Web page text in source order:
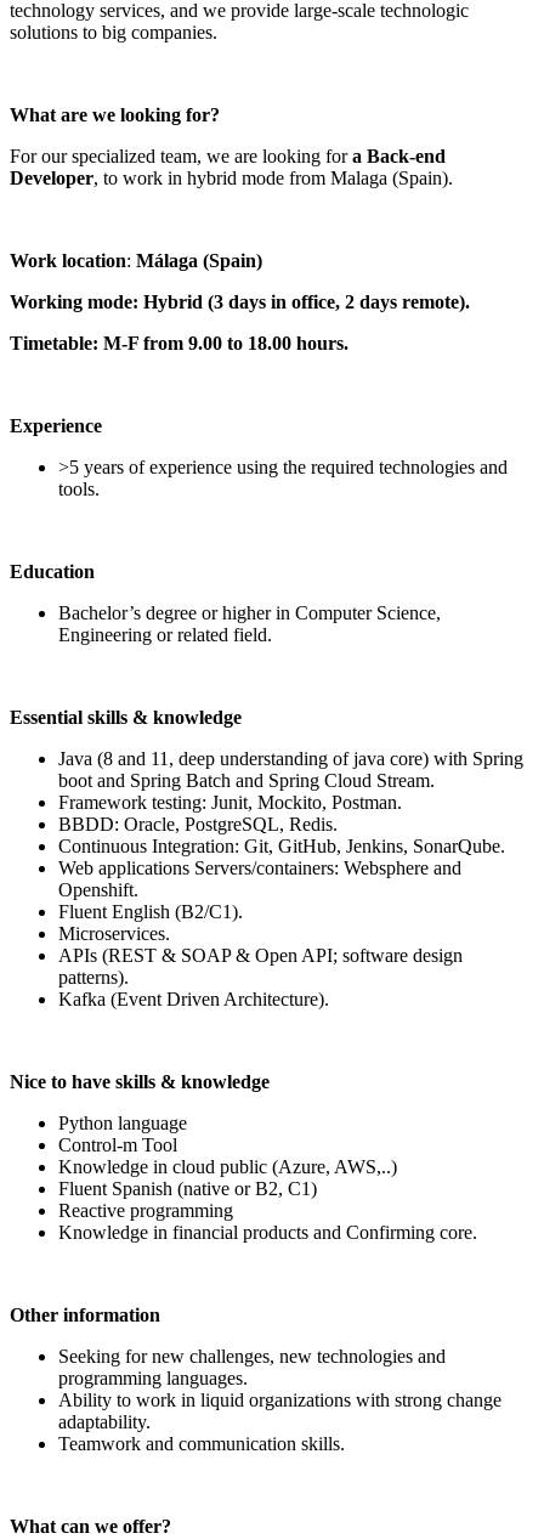
technology services, and we provide large-scale technologic
solutions to big companies.
What are we looking for?
For our specialized team, we are looking fora Back-end
Developer, to work in hybrid mode from Malaga (Spain).
Work location: Málaga (Spain)
Working mode: Hybrid (3 days in office, 2 days remote).
Timetable: M-F from 9.00 to 18.00 hours.
Experience
>5 years of experience using the required technologies and
tools.
Education
Bachelor’s degree or higher in Computer Science,
Engineering or related field.
Essential skills & knowledge
Java (8 and 11, deep understanding of java core) with Spring
boot and Spring Batch and Spring Cloud Stream.
Framework testing: Junit, Mockito, Postman.
BBDD: Oracle, PostgreSQL, Redis.
Continuous Integration: Git, GitHub, Jenkins, SonarQube.
Web applications Servers/containers: Websphere and
Openshift.
Fluent English (B2/C1).
Microservices.
APIs (REST & SOAP & Open API; software design
patterns).
Kafka (Event Driven Architecture).
Nice to have skills & knowledge
Python language
Control-m Tool
Knowledge in cloud public (Azure, AWS,..)
Fluent Spanish (native or B2, C1)
Reactive programming
Knowledge in financial products and Confirming core.
Other information
Seeking for new challenges, new technologies and
programming languages.
Ability to work in liquid organizations with strong change
adaptability.
Teamwork and communication skills.
What can we offer?